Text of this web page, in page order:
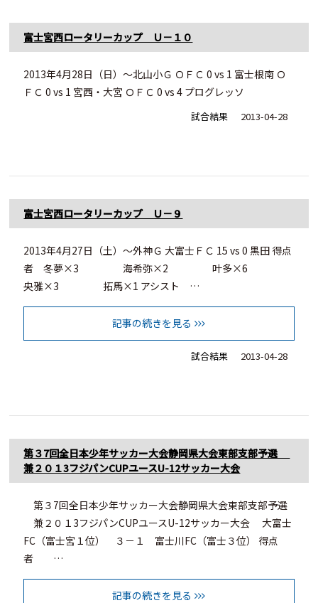
富士宮西ロータリーカップ Ｕ－１０
2013年4月28日（日）～北山小Ｇ ＯＦＣ 0 vs 1 富士根南 Ｏ
ＦＣ 0 vs 1 宮西・大宮 ＯＦＣ 0 vs 4 プログレッソ
試合結果 2013-04-28
富士宮西ロータリーカップ Ｕ－９
2013年4月27日（土）～外神Ｇ 大富士ＦＣ 15 vs 0 黒田 得点
者 冬夢×3 海希弥×2 叶多×6
央雅×3 拓馬×1 アシスト …
記事の続きを見る
試合結果 2013-04-28
第３7回全日本少年サッカー大会静岡県大会東部支部予選
兼２０１3フジパンCUPユースU-12サッカー大会
第３7回全日本少年サッカー大会静岡県大会東部支部予選
兼２０１3フジパンCUPユースU-12サッカー大会 大富士
FC（富士宮１位） ３－１ 富士川FC（富士３位） 得点
者 …
記事の続きを見る